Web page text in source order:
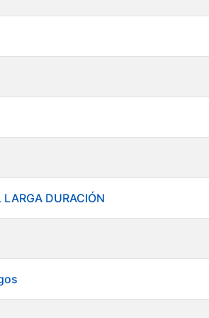
DURACIÓN